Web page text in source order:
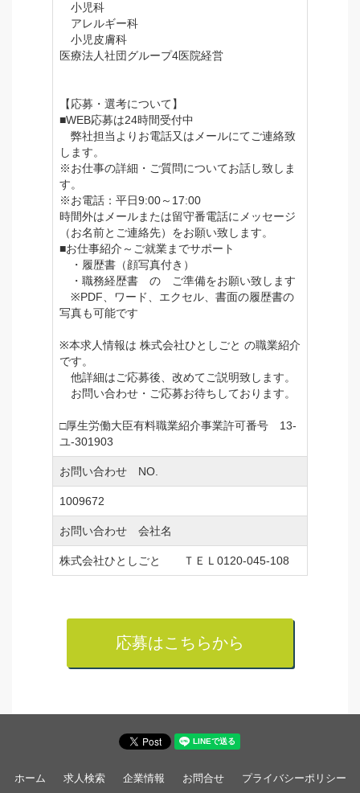
小児科
アレルギー科
小児皮膚科
医療法人社団グループ4医院経営
【応募・選考について】
■WEB応募は24時間受付中
弊社担当よりお電話又はメールにてご連絡致
します。
※お仕事の詳細・ご質問についてお話し致しま
す。
※お電話：平日9:00～17:00
時間外はメールまたは留守番電話にメッセージ
（お名前とご連絡先）をお願い致します。
■お仕事紹介～ご就業までサポート
・履歴書（顔写真付き）
・職務経歴書 の ご準備をお願い致します
※PDF、ワード、エクセル、書面の履歴書の
写真も可能です
※本求人情報は 株式会社ひとしごと の職業紹介
です。
他詳細はご応募後、改めてご説明致します。
お問い合わせ・ご応募お待ちしております。
□厚生労働大臣有料職業紹介事業許可番号 13-
ユ-301903
お問い合わせ NO.
1009672
お問い合わせ 会社名
株式会社ひとしごと ＴＥＬ0120-045-108
応募はこちらから
ホーム 求人検索 企業情報 お問合せ プライバシーポリシー